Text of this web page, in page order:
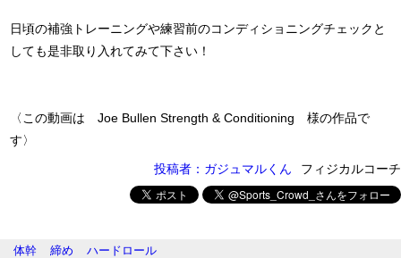
日頃の補強トレーニングや練習前のコンディショニングチェックと
しても是非取り入れてみて下さい！
〈この動画は Joe Bullen Strength & Conditioning 様の作品で
す〉
投稿者：ガジュマルくん
フィジカルコーチ
体幹 締め ハードロール